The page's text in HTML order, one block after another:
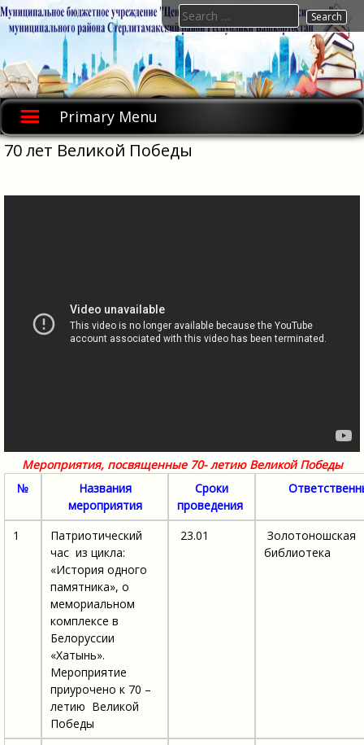
Skip
to
Primary Menu
Search
for:
70 лет Великой Победы
Мероприятия, посвященные 70- летию Великой Победы
№
Названия
мероприятия
Сроки
проведения
1
Патриотический
час из цикла:
«История одного
памятника», о
мемориальном
комплексе в
Белоруссии
«Хатынь».
Мероприятие
приурочено к 70 –
летию Великой
Победы
23.01
Золотоношская
библиотека